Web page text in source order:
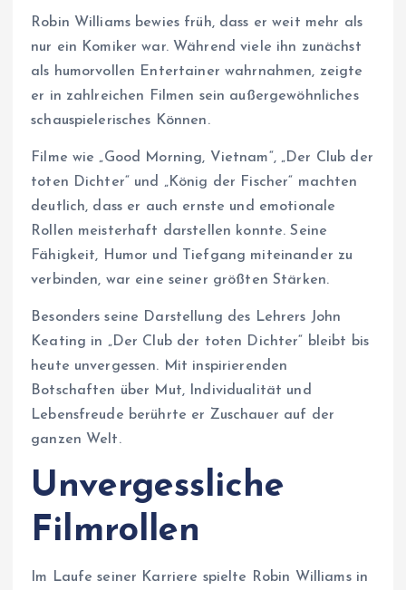
Robin Williams bewies früh, dass er weit mehr als
nur ein Komiker war. Während viele ihn zunächst
als humorvollen Entertainer wahrnahmen, zeigte
er in zahlreichen Filmen sein außergewöhnliches
schauspielerisches Können.
Filme wie „Good Morning, Vietnam“, „Der Club der
toten Dichter“ und „König der Fischer“ machten
deutlich, dass er auch ernste und emotionale
Rollen meisterhaft darstellen konnte. Seine
Fähigkeit, Humor und Tiefgang miteinander zu
verbinden, war eine seiner größten Stärken.
Besonders seine Darstellung des Lehrers John
Keating in „Der Club der toten Dichter“ bleibt bis
heute unvergessen. Mit inspirierenden
Botschaften über Mut, Individualität und
Lebensfreude berührte er Zuschauer auf der
ganzen Welt.
Unvergessliche
Filmrollen
Im Laufe seiner Karriere spielte Robin Williams in